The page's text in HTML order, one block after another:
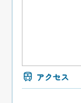
アクセス